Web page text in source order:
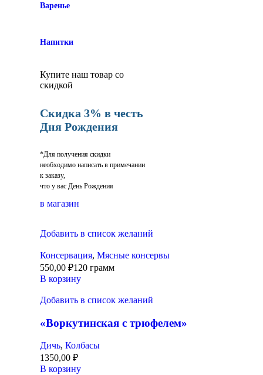
Варенье
Напитки
Купите наш товар со
скидкой
Скидка 3% в честь
Дня Рождения
*Для получения скидки
необходимо написать в примечании
к заказу,
что у вас День Рождения
в магазин
Добавить в список желаний
Консервация, Мясные консервы
550,00 ₽120 грамм
В корзину
Добавить в список желаний
«Воркутинская с трюфелем»
Дичь, Колбасы
1350,00 ₽
В корзину